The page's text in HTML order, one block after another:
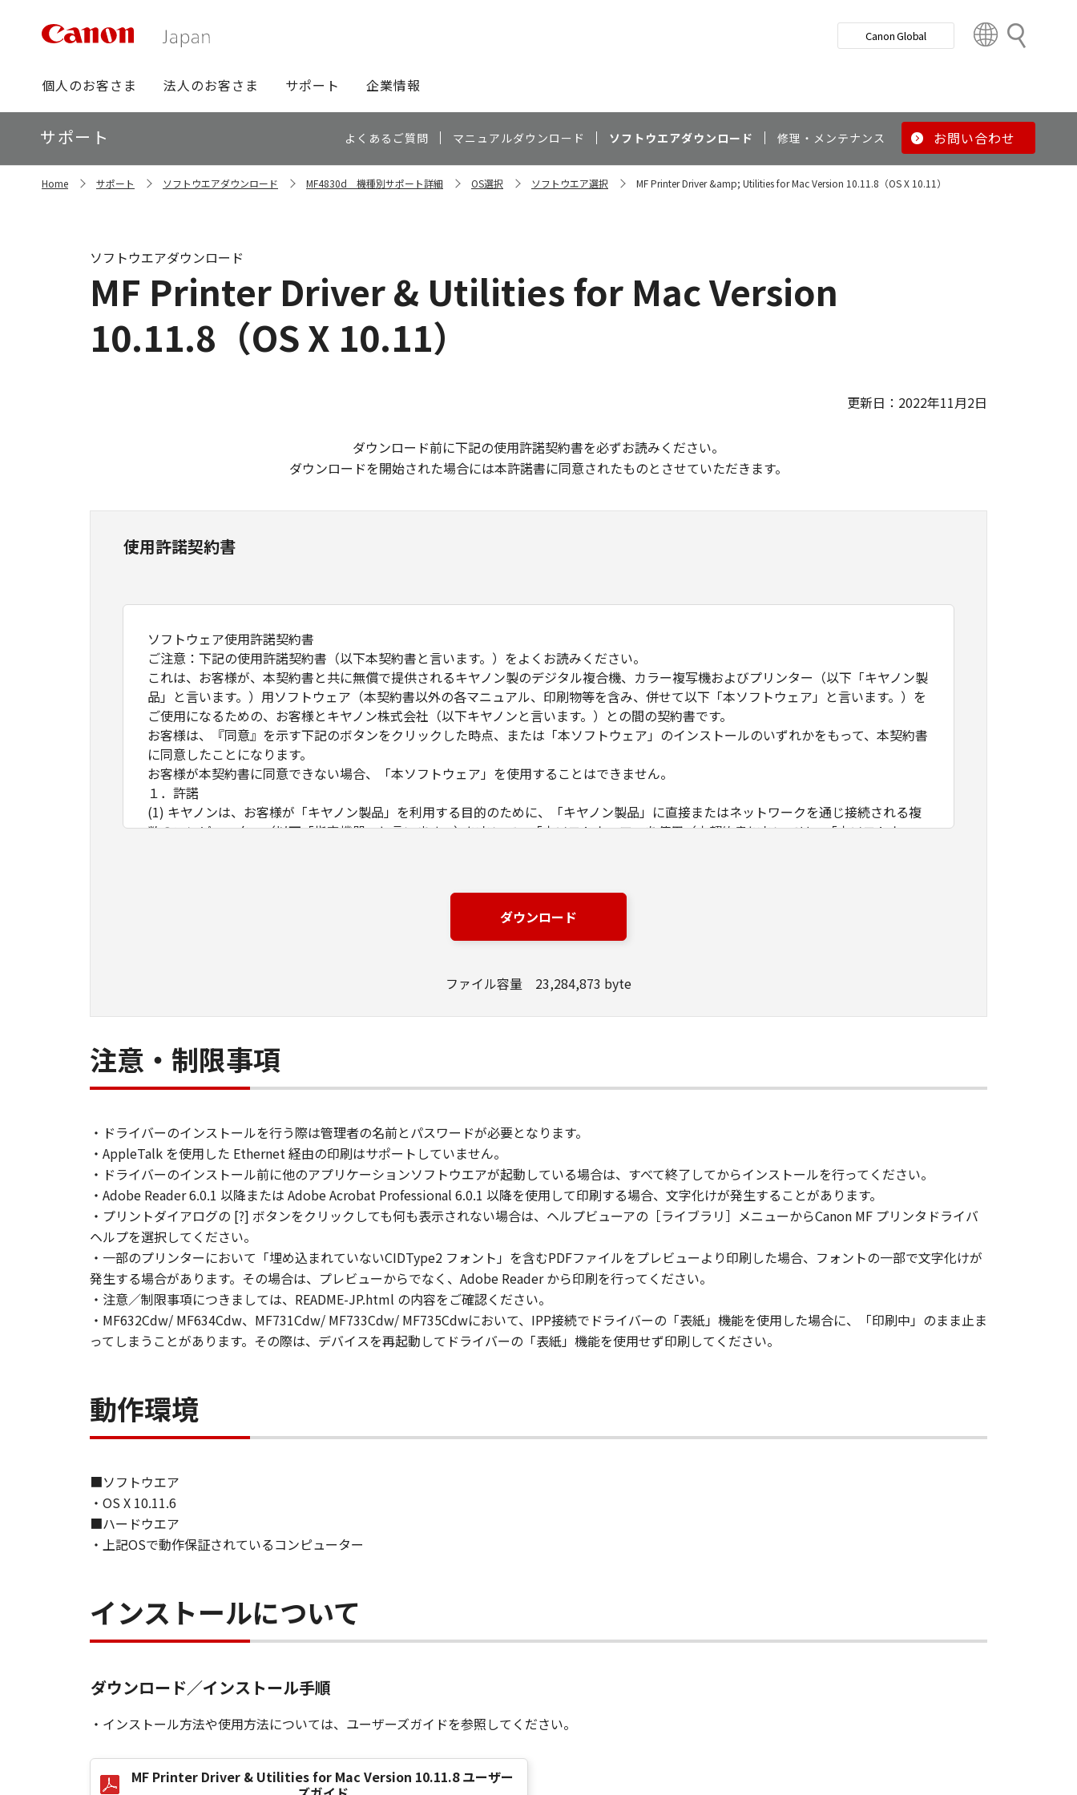
検
グ
ロ
ー
バ
ビ
個人のお客さま 法人のお客さま サポート 企業情報
Canon Global
t
y
ロ
ー
カ
ル
サポート よくあるご質問 マニュアルダウンロード ソフトウエアダウンロード 修理・メンテナンス お問い合わせ
Home サポート ソフトウエアダウンロード MF4830d 機種別サポート詳細 OS選択 ソフトウエア選択 MF Printer Driver &amp; Utilities for Mac Version 10.11.8（OS X 10.11）
MF Printer Driver & Utilities for Mac Version
10.11.8（OS X 10.11）
ソフトウエアダウンロード
更新日：2022年11月2日
ダウンロード前に下記の使用許諾契約書を必ずお読みください。
ダウンロードを開始された場合には本許諾書に同意されたものとさせていただきます。
使用許諾契約書
ソフトウェア使用許諾契約書
ご注意：下記の使用許諾契約書（以下本契約書と言います。）をよくお読みください。
これは、お客様が、本契約書と共に無償で提供されるキヤノン製のデジタル複合機、カラー複写機およびプリンター（以下「キヤノン製
品」と言います。）用ソフトウェア（本契約書以外の各マニュアル、印刷物等を含み、併せて以下「本ソフトウェア」と言います。）を
ご使用になるための、お客様とキヤノン株式会社（以下キヤノンと言います。）との間の契約書です。
お客様は、『同意』を示す下記のボタンをクリックした時点、または「本ソフトウェア」のインストールのいずれかをもって、本契約書
に同意したことになります。
お客様が本契約書に同意できない場合、「本ソフトウェア」を使用することはできません。
１．許諾
(1) キヤノンは、お客様が「キヤノン製品」を利用する目的のために、「キヤノン製品」に直接またはネットワークを通じ接続される複
数のコンピューター（以下「指定機器」と言います。）において、「本ソフトウェア」を使用（本契約書においては、「本ソフトウェ
ネットワークを通じて接続されたコンピューター上で、かかるコンピューターの使用者に対して「本ソフトウェア」を使用させることが
できますが、かかるコンピューターの使用者に本契約書上の義務および条件を遵守させるとともに、その履行に関し全責任を負うことを
(2) お客様は、上記(1)に基づいて「本ソフトウェア」を使用するためのバックアップとして、「本ソフトウェア」を１部、複製すること
(3) 上記(1)および(2)に定める場合を除き、キヤノンまたはキヤノンのライセンサーのいかなる知的財産権も、明示たると黙示たるとを問
２．制限
(1) お客様は、再使用許諾、譲渡、販売、頒布、リースもしくは貸与その他の方法により、第三者に「本ソフトウェア」を使用させるこ
３．著作権表示
お客様は、「本ソフトウェア」に含まれるキヤノンまたはキヤノンのライセンサーの著作権表示を変更し、除去しもしくは削除してはな
りません。
４．所有権
「本ソフトウェア」に係る権原および所有権は、その内容によりキヤノンまたはキヤノンのライセンサーに帰属します。
５．輸出
お客様は、日本国政府または関連する外国政府より必要な許可等を得ることなしに、「本ソフトウェア」の全部または一部を、直接また
は間接に輸出してはなりません。
トウェア」の使用を支援すること、および「本ソフトウェア」に対してアップデート、バグの修正あるいはサポートを行うことについ
て、いかなる責任も負うものではありません。
(1) 「本ソフトウェア」は、『現状のまま』の状態で使用許諾されます。キヤノン、キヤノンのライセンサー、キヤノンの子会社、キヤ
ノンの関連会社、それらの販売代理店または販売店のいずれも、「本ソフトウェア」に関して、商品性および特定の目的への適合性の保
証を含め、いかなる保証も、明示たると黙示たるとを問わず一切しないものとします。
(2) キヤノン、キヤノンのライセンサー、キヤノンの子会社、キヤノンの関連会社、それらの販売代理店または販売店のいずれも、「本
ヤノンのライセンサー、キヤノンの子会社、キヤノンの関連会社、それらの販売代理店または販売店がかかる損害の可能性について知ら
されていた場合でも同様です。
(3) キヤノン、キヤノンのライセンサー、キヤノンの子会社、キヤノンの関連会社、それらの販売代理店または販売店のいずれも、「本
責任を負わないものとします。
８．契約期間
(1) 本契約書は、お客様が、『同意』を示す下記のボタンをクリックした時点、または「本ソフトウェア」をインストールした時点で発
効し、下記(2)または(3)により終了されるまで有効に存続します。
(2) お客様は、「本ソフトウェア」およびその複製物のすべてを廃棄および消去することにより、本契約書を終了させることができま
ダウンロード
ファイル容量 23,284,873 byte
注意・制限事項
・ドライバーのインストールを行う際は管理者の名前とパスワードが必要となります。
・AppleTalk を使用した Ethernet 経由の印刷はサポートしていません。
・ドライバーのインストール前に他のアプリケーションソフトウエアが起動している場合は、すべて終了してからインストールを行ってください。
・Adobe Reader 6.0.1 以降または Adobe Acrobat Professional 6.0.1 以降を使用して印刷する場合、文字化けが発生することがあります。
・プリントダイアログの [?] ボタンをクリックしても何も表示されない場合は、ヘルプビューアの［ライブラリ］メニューからCanon MF プリンタドライバ
ヘルプを選択してください。
・一部のプリンターにおいて「埋め込まれていないCIDType2 フォント」を含むPDFファイルをプレビューより印刷した場合、フォントの一部で文字化けが
発生する場合があります。その場合は、プレビューからでなく、Adobe Reader から印刷を行ってください。
・注意／制限事項につきましては、README-JP.html の内容をご確認ください。
・MF632Cdw/ MF634Cdw、MF731Cdw/ MF733Cdw/ MF735Cdwにおいて、IPP接続でドライバーの「表紙」機能を使用した場合に、「印刷中」のまま止ま
ってしまうことがあります。その際は、デバイスを再起動してドライバーの「表紙」機能を使用せず印刷してください。
動作環境
■ソフトウエア
・OS X 10.11.6
■ハードウエア
・上記OSで動作保証されているコンピューター
インストールについて
ダウンロード／インストール手順
・インストール方法や使用方法については、ユーザーズガイドを参照してください。
MF Printer Driver & Utilities for Mac Version 10.11.8 ユーザー